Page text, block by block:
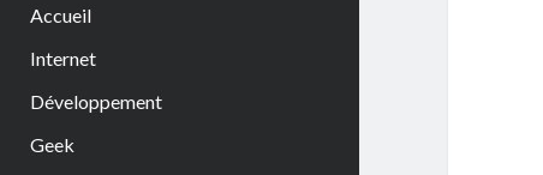
Accueil
Internet
Développement
Geek